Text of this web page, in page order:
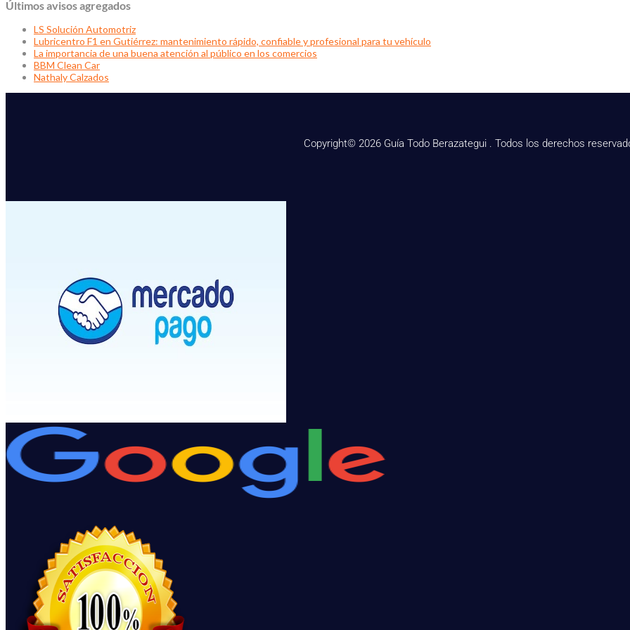
Últimos avisos agregados
LS Solución Automotriz
Lubricentro F1 en Gutiérrez: mantenimiento rápido, confiable y profesional para tu vehículo
La importancia de una buena atención al público en los comercios
BBM Clean Car
Nathaly Calzados
Copyright© 2026 Guía Todo Berazategui . Todos los derechos